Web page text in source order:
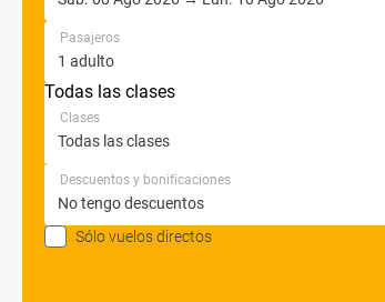
Pasajeros
Todas las clases
Clases
Descuentos y bonificaciones
Sólo vuelos directos